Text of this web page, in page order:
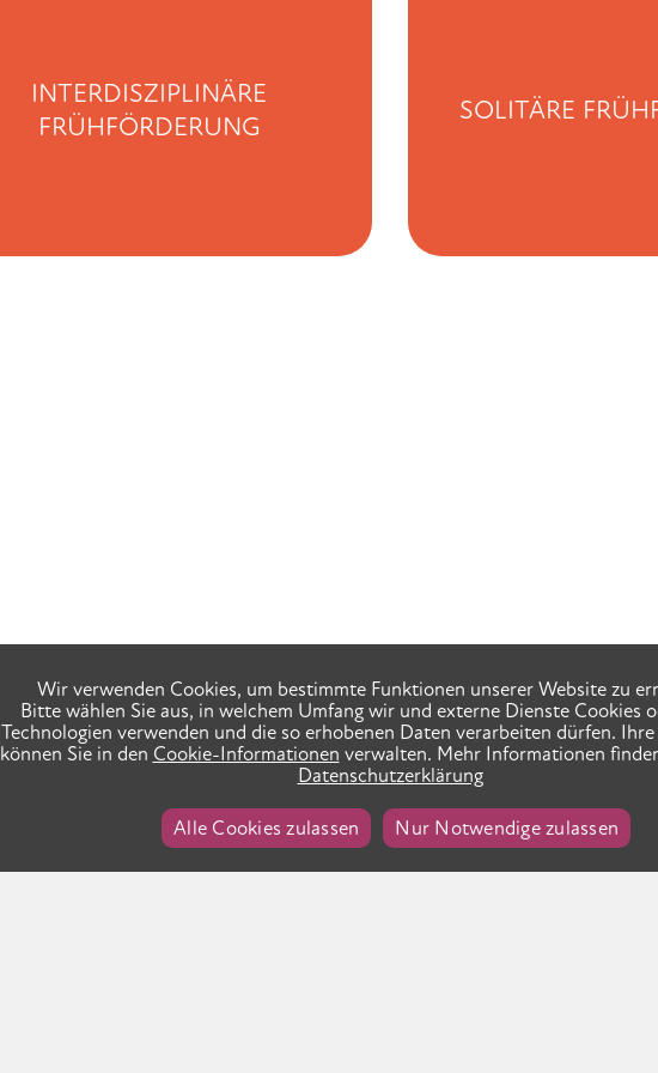
INTERDISZIPLINÄRE
FRÜHFÖRDERUNG
SOLITÄRE
Wir verwenden Cookies, um bestimmte Funktionen unserer Website zu
Bitte wählen Sie aus, in welchem Umfang wir und externe Dienste Cookies
Technologien verwenden und die so erhobenen Daten verarbeiten dürfen.
können Sie in den Cookie-Informationen verwalten. Mehr Informationen
Datenschutzerklärung
Alle Cookies zulassen Nur Notwendige zulassen